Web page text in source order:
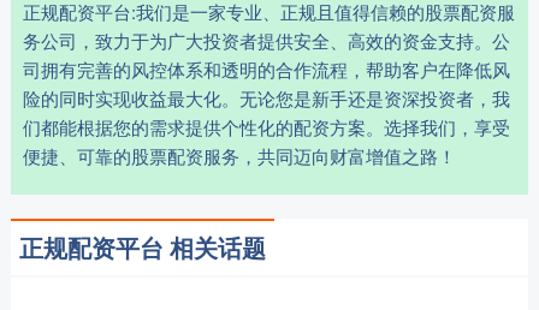
正规配资平台:我们是一家专业、正规且值得信赖的股票配资服
务公司，致力于为广大投资者提供安全、高效的资金支持。公
司拥有完善的风控体系和透明的合作流程，帮助客户在降低风
险的同时实现收益最大化。无论您是新手还是资深投资者，我
们都能根据您的需求提供个性化的配资方案。选择我们，享受
便捷、可靠的股票配资服务，共同迈向财富增值之路！
正规配资平台 相关话题